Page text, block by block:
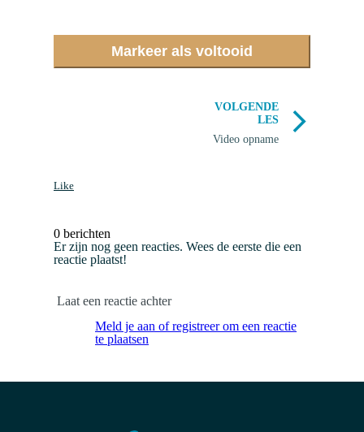
Markeer als voltooid
VOLGENDE
LES
Video opname
Like
0 berichten
Er zijn nog geen reacties. Wees de eerste die een
reactie plaatst!
Laat een reactie achter
Meld je aan of registreer om een ​​reactie
te plaatsen